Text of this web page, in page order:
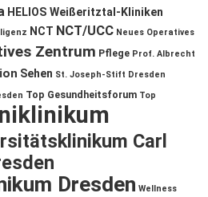
HELIOS Weißeritztal-Kliniken
NCT NCT/UCC Neues Operatives
Zentrum Pflege Prof. Albrecht
Sehen St. Joseph-Stift Dresden
Top Gesundheitsforum Top
Carl
Dresden Wellness